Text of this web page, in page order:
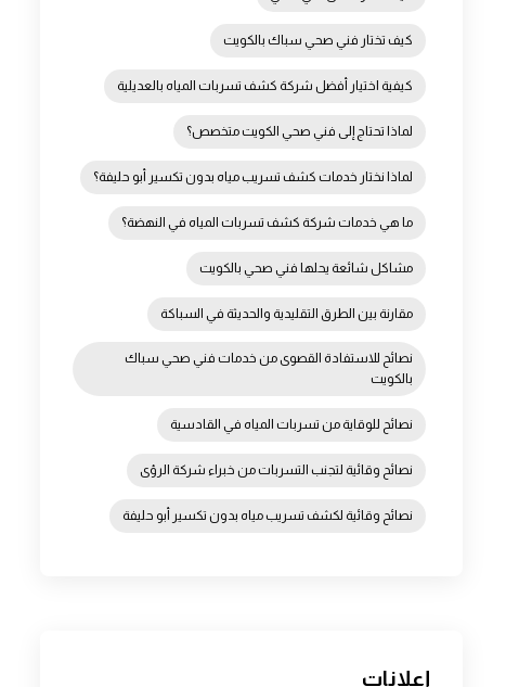
كيف تختار فني صحي سباك بالكويت
كيفية اختيار أفضل شركة كشف تسربات المياه بالعديلية
لماذا تحتاج إلى فني صحي الكويت متخصص؟
لماذا نختار خدمات كشف تسريب مياه بدون تكسير أبو حليفة؟
ما هي خدمات شركة كشف تسربات المياه في النهضة؟
مشاكل شائعة يحلها فني صحي بالكويت
مقارنة بين الطرق التقليدية والحديثة في السباكة
نصائح للاستفادة القصوى من خدمات فني صحي سباك
بالكويت
نصائح للوقاية من تسربات المياه في القادسية
نصائح وقائية لتجنب التسربات من خبراء شركة الرؤى
نصائح وقائية لكشف تسريب مياه بدون تكسير أبو حليفة
إعلانات